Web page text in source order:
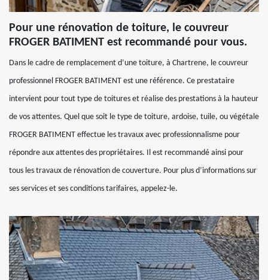
Pour une rénovation de toiture, le couvreur
FROGER BATIMENT est recommandé pour vous.
Dans le cadre de remplacement d’une toiture, à Chartrene, le couvreur
professionnel FROGER BATIMENT est une référence. Ce prestataire
intervient pour tout type de toitures et réalise des prestations à la hauteur
de vos attentes. Quel que soit le type de toiture, ardoise, tuile, ou végétale
FROGER BATIMENT effectue les travaux avec professionnalisme pour
répondre aux attentes des propriétaires. Il est recommandé ainsi pour
tous les travaux de rénovation de couverture. Pour plus d’informations sur
ses services et ses conditions tarifaires, appelez-le.